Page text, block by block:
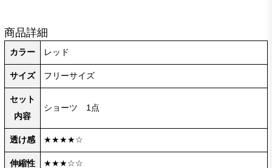
商品詳細
カラー レッド
サイズ フリーサイズ
セット
内容
ショーツ 1点
透け感 ★★★★☆
伸縮性 ★★★☆☆